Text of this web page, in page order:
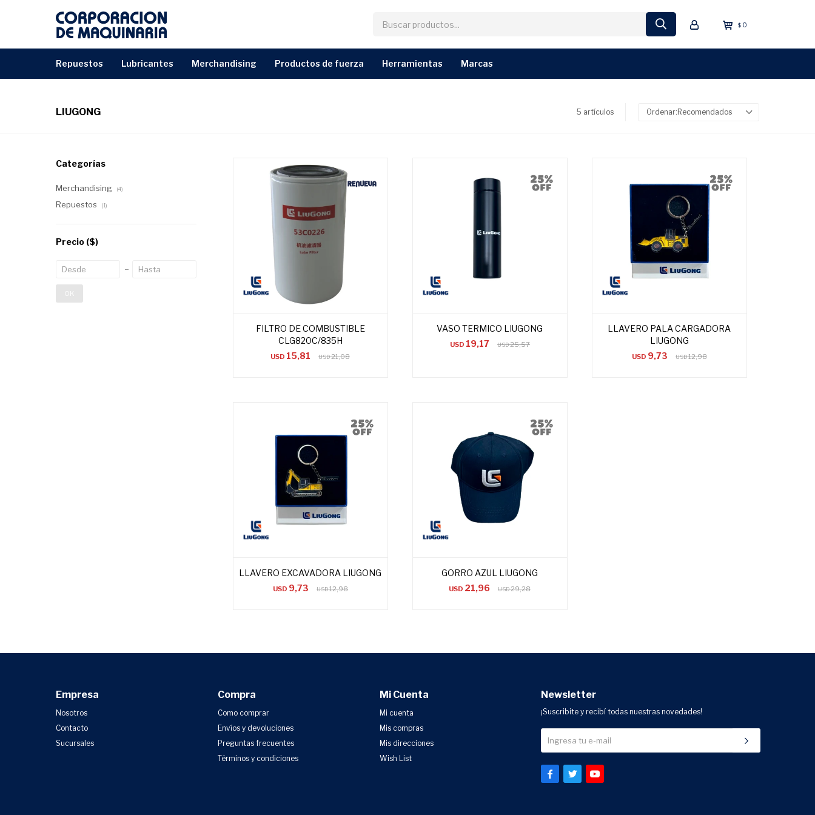
repuestos lubricantes merchandising productos de fuerza herramientas marcas
$ 0
LIUGONG 5 artículos Recomendados
FILTRO DE COMBUSTIBLE
CLG820C/835H
USD 15,81 USD21,08
VASO TERMICO LIUGONG
USD 19,17 USD25,57
LLAVERO PALA CARGADORA
LIUGONG
USD 9,73 USD12,98
LLAVERO EXCAVADORA LIUGONG
USD 9,73 USD12,98
GORRO AZUL LIUGONG
USD 21,96 USD29,28
Categorías
Merchandising (4)
Repuestos (1)
Precio ($)
OK
Empresa
Nosotros
Contacto
Sucursales
Compra
Como comprar
Envíos y devoluciones
Preguntas frecuentes
Términos y condiciones
Mi Cuenta
Mi cuenta
Mis compras
Mis direcciones
Wish List
Newsletter
¡Suscribite y recibí todas nuestras novedades!
  